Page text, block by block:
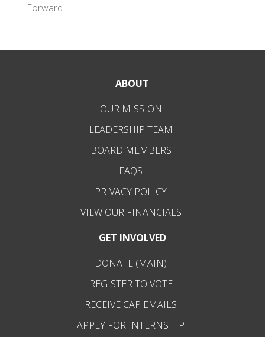
Forward
ABOUT
OUR MISSION
LEADERSHIP TEAM
BOARD MEMBERS
FAQS
PRIVACY POLICY
VIEW OUR FINANCIALS
GET INVOLVED
DONATE (MAIN)
REGISTER TO VOTE
RECEIVE CAP EMAILS
APPLY FOR INTERNSHIP